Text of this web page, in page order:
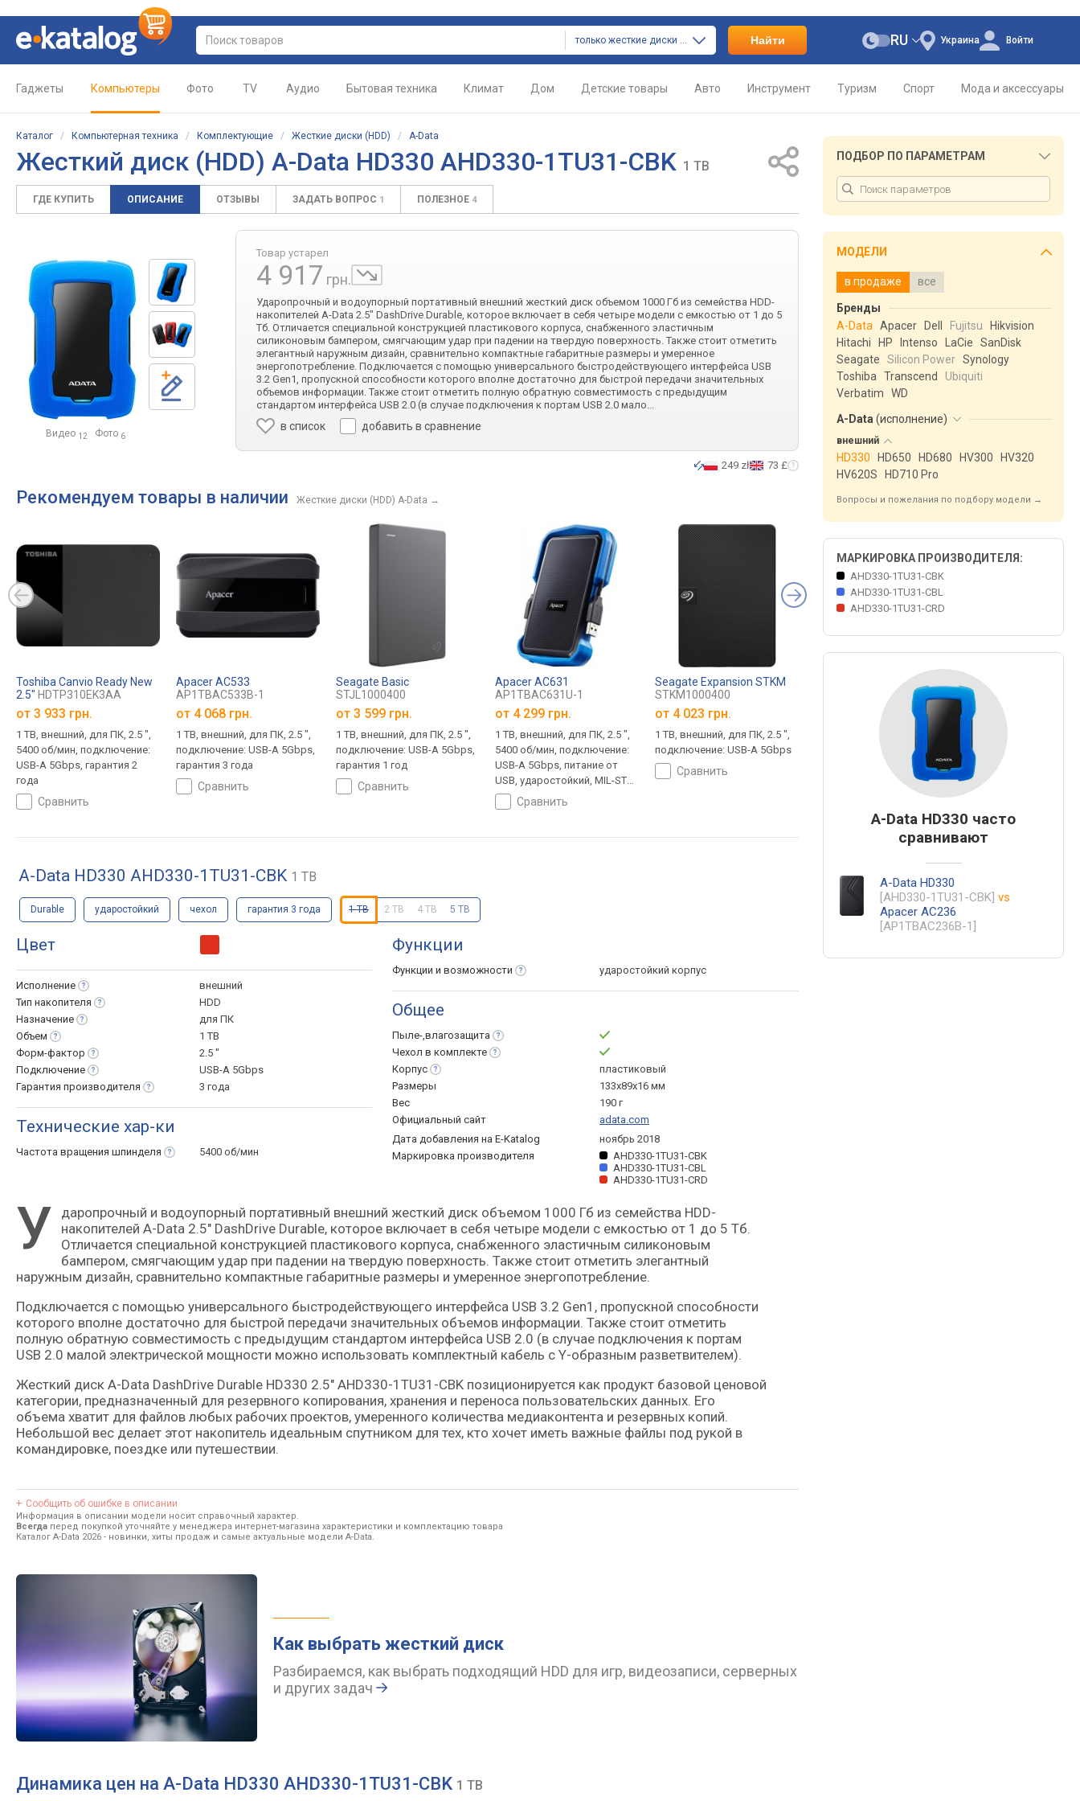
только жесткие диски (hdd) Найти Украина
RU Войти
Гаджеты Компьютеры Фото TV Аудио Бытовая техника Климат Дом Детские товары Авто Инструмент Туризм Спорт Мода и аксессуары
Каталог / Компьютерная техника / Комплектующие / Жесткие диски (HDD) / A-Data
Жесткий диск (HDD) A-Data HD330 AHD330-1TU31-CBK 1 TB
ГДЕ КУПИТЬ ОПИСАНИЕ ОТЗЫВЫ ЗАДАТЬ ВОПРОС 1 ПОЛЕЗНОЕ 4
Видео 12 Фото 6
Товар устарел
4 917 грн.
Ударопрочный и водоупорный портативный внешний жесткий диск объемом 1000 Гб из семейства HDD-
накопителей A-Data 2.5″ DashDrive Durable, которое включает в себя четыре модели с емкостью от 1 до 5
Тб. Отличается специальной конструкцией пластикового корпуса, снабженного эластичным
силиконовым бампером, смягчающим удар при падении на твердую поверхность. Также стоит отметить
элегантный наружным дизайн, сравнительно компактные габаритные размеры и умеренное
энергопотребление. Подключается с помощью универсального быстродействующего интерфейса USB
3.2 Gen1, пропускной способности которого вполне достаточно для быстрой передачи значительных
объемов информации. Также стоит отметить полную обратную совместимость с предыдущим
стандартом интерфейса USB 2.0 (в случае подключения к портам USB 2.0 мало...
в список добавить в сравнение
249 zł 73 £
Рекомендуем товары в наличии Жесткие диски (HDD) A-Data →
Toshiba Canvio Ready New
2.5" HDTP310EK3AA
от 3 933 грн.
1 TB, внешний, для ПК, 2.5 ",
5400 об/мин, подключение:
USB-A 5Gbps, гарантия 2
года
сравнить
Apacer AC533
AP1TBAC533B-1
от 4 068 грн.
1 TB, внешний, для ПК, 2.5 ",
подключение: USB-A 5Gbps,
гарантия 3 года
сравнить
Seagate Basic
STJL1000400
от 3 599 грн.
1 TB, внешний, для ПК, 2.5 ",
подключение: USB-A 5Gbps,
гарантия 1 год
сравнить
Apacer AC631
AP1TBAC631U-1
от 4 299 грн.
1 TB, внешний, для ПК, 2.5 ",
5400 об/мин, подключение:
USB-A 5Gbps, питание от
USB, ударостойкий, MIL-STD-
810, чехол, гарантия 3 года
сравнить
Seagate Expansion STKM
STKM1000400
от 4 023 грн.
1 TB, внешний, для ПК, 2.5 ",
подключение: USB-A 5Gbps
сравнить
AP1TBAC630T-1
4 263 грн.
5400 об/мин, подключение:
USB-A 5Gbps, питание от
USB, ударостойкий, MIL-STD-
Apacer AC236
AP1TBAC236B-1
от 3 938 грн.
5400 об/мин,
USB-A 5Gbps,
USB, гарантия 3 года
A-Data HD330 AHD330-1TU31-CBK 1 TB
Durable ударостойкий чехол гарантия 3 года 1 TB 2 TB 4 TB 5 TB
Цвет
Исполнение
внешний
Тип накопителя
HDD
Назначение
для ПК
Объем
1 TB
Форм-фактор
2.5 "
Подключение
USB-A 5Gbps
Гарантия производителя 3 года
Технические хар-ки
Частота вращения шпинделя 5400 об/мин
Функции
Функции и возможности ударостойкий корпус
Общее
Пыле-,влагозащита
Чехол в комплекте
Корпус
пластиковый
Размеры
133x89x16 мм
Вес
190 г
Официальный сайт
adata.com
Дата добавления на E-Katalog
ноябрь 2018
Маркировка производителя
AHD330-1TU31-CBK
AHD330-1TU31-CBL
AHD330-1TU31-CRD
У
даропрочный и водоупорный портативный внешний жесткий диск объемом 1000 Гб из семейства HDD-
накопителей A-Data 2.5″ DashDrive Durable, которое включает в себя четыре модели с емкостью от 1 до 5 Тб.
Отличается специальной конструкцией пластикового корпуса, снабженного эластичным силиконовым
бампером, смягчающим удар при падении на твердую поверхность. Также стоит отметить элегантный
наружным дизайн, сравнительно компактные габаритные размеры и умеренное энергопотребление.
Подключается с помощью универсального быстродействующего интерфейса USB 3.2 Gen1, пропускной способности
которого вполне достаточно для быстрой передачи значительных объемов информации. Также стоит отметить
полную обратную совместимость с предыдущим стандартом интерфейса USB 2.0 (в случае подключения к портам
USB 2.0 малой электрической мощности можно использовать комплектный кабель с Y-образным разветвителем).
Жесткий диск A-Data DashDrive Durable HD330 2.5″ AHD330-1TU31-CBK позиционируется как продукт базовой ценовой
категории, предназначенный для резервного копирования, хранения и переноса пользовательских данных. Его
объема хватит для файлов любых рабочих проектов, умеренного количества медиаконтента и резервных копий.
Небольшой вес делает этот накопитель идеальным спутником для тех, кто хочет иметь важные файлы под рукой в
командировке, поездке или путешествии.
Сообщить об ошибке в описании
Информация в описании модели носит справочный характер.
Всегда перед покупкой уточняйте у менеджера интернет-магазина характеристики и комплектацию товара
Каталог A-Data 2026 - новинки, хиты продаж и самые актуальные модели A-Data.
Как выбрать жесткий диск
Разбираемся, как выбрать подходящий HDD для игр, видеозаписи, серверных
и других задач
Динамика цен на A-Data HD330 AHD330-1TU31-CBK 1 TB
ПОДБОР ПО ПАРАМЕТРАМ
МОДЕЛИ
в продаже все
Бренды
A-Data
Apacer Dell Fujitsu
Hikvision
Hitachi
HP Intenso LaCie
SanDisk
Seagate
Silicon Power Synology
Toshiba
Transcend
Ubiquiti
Verbatim
WD
A-Data (исполнение)
внешний
HD330 HD650 HD680 HV300
HV320
HV620S
HD710 Pro
Вопросы и пожелания по подбору модели →
МАРКИРОВКА ПРОИЗВОДИТЕЛЯ:
AHD330-1TU31-CBK
AHD330-1TU31-CBL
AHD330-1TU31-CRD
A-Data HD330 часто
сравнивают
A-Data HD330
[AHD330-1TU31-CBK] vs
Apacer AC236
[AP1TBAC236B-1]